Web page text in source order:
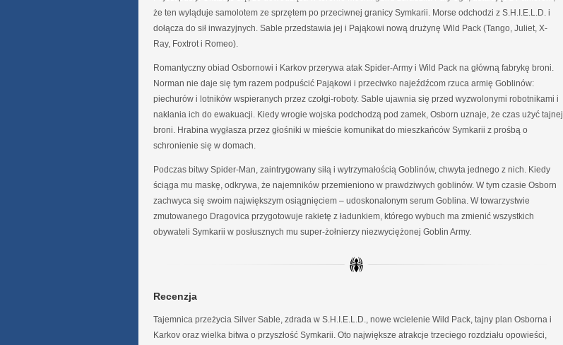
że ten wyląduje samolotem ze sprzętem po przeciwnej granicy Symkarii. Morse odchodzi z S.H.I.E.L.D. i
dołącza do sił inwazyjnych. Sable przedstawia jej i Pająkowi nową drużynę Wild Pack (Tango, Juliet, X-
Ray, Foxtrot i Romeo).
Romantyczny obiad Osbornowi i Karkov przerywa atak Spider-Army i Wild Pack na główną fabrykę broni.
Norman nie daje się tym razem podpuścić Pająkowi i przeciwko najeźdźcom rzuca armię Goblinów:
piechurów i lotników wspieranych przez czołgi-roboty. Sable ujawnia się przed wyzwolonymi robotnikami i
nakłania ich do ewakuacji. Kiedy wrogie wojska podchodzą pod zamek, Osborn uznaje, że czas użyć tajnej
broni. Hrabina wygłasza przez głośniki w mieście komunikat do mieszkańców Symkarii z prośbą o
schronienie się w domach.
Podczas bitwy Spider-Man, zaintrygowany siłą i wytrzymałością Goblinów, chwyta jednego z nich. Kiedy
ściąga mu maskę, odkrywa, że najemników przemieniono w prawdziwych goblinów. W tym czasie Osborn
zachwyca się swoim największym osiągnięciem – udoskonalonym serum Goblina. W towarzystwie
zmutowanego Dragovica przygotowuje rakietę z ładunkiem, którego wybuch ma zmienić wszystkich
obywateli Symkarii w posłusznych mu super-żołnierzy niezwyciężonej Goblin Army.
Recenzja
Tajemnica przeżycia Silver Sable, zdrada w S.H.I.E.L.D., nowe wcielenie Wild Pack, tajny plan Osborna i
Karkov oraz wielka bitwa o przyszłość Symkarii. Oto największe atrakcje trzeciego rozdziału opowieści,